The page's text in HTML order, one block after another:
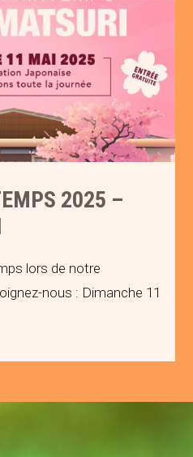
2025 –
lors de notre
nous : Dimanche 11